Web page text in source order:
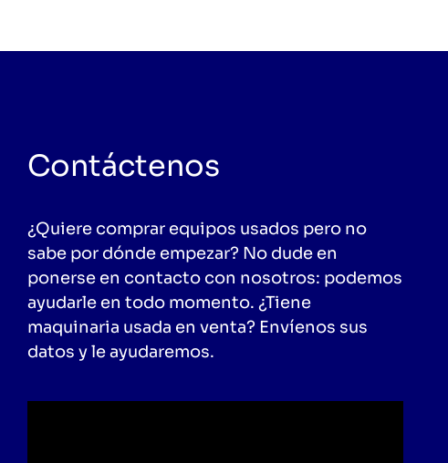
Contáctenos
¿Quiere comprar equipos usados pero no
sabe por dónde empezar? No dude en
ponerse en contacto con nosotros: podemos
ayudarle en todo momento. ¿Tiene
maquinaria usada en venta? Envíenos sus
datos y le ayudaremos.